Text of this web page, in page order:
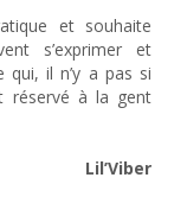
et souhaite
s’exprimer et
qui, il n’y a pas si
réservé à la gent
Lil’Viber